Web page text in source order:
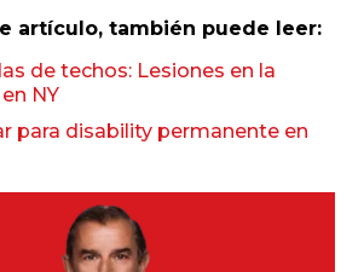
artículo, también puede leer:
de techos: Lesiones en la
NY
para disability permanente en